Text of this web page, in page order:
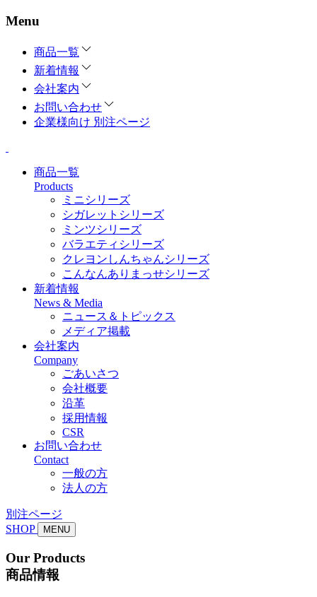
Menu
商品一覧
新着情報
会社案内
お問い合わせ
企業様向け 別注ページ
商品一覧
Products
ミニシリーズ
シガレットシリーズ
ミンツシリーズ
バラエティシリーズ
クレヨンしんちゃんシリーズ
こんなんありまっせシリーズ
新着情報
News & Media
ニュース＆トピックス
メディア掲載
会社案内
Company
ごあいさつ
会社概要
沿革
採用情報
CSR
お問い合わせ
Contact
一般の方
法人の方
別注ページ
SHOP
MENU
Our Products
商品情報